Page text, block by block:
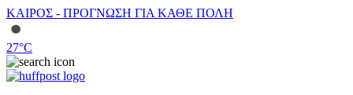
ΚΑΙΡΟΣ - ΠΡΟΓΝΩΣΗ ΓΙΑ ΚΑΘΕ ΠΟΛΗ
27°C